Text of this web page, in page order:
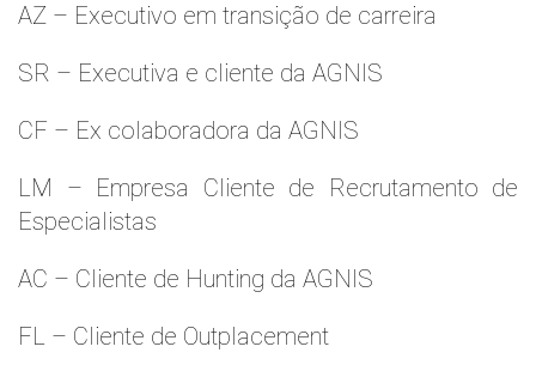
AZ – Executivo em transição de carreira
SR – Executiva e cliente da AGNIS
CF – Ex colaboradora da AGNIS
LM – Empresa Cliente de Recrutamento de
Especialistas
AC – Cliente de Hunting da AGNIS
FL – Cliente de Outplacement